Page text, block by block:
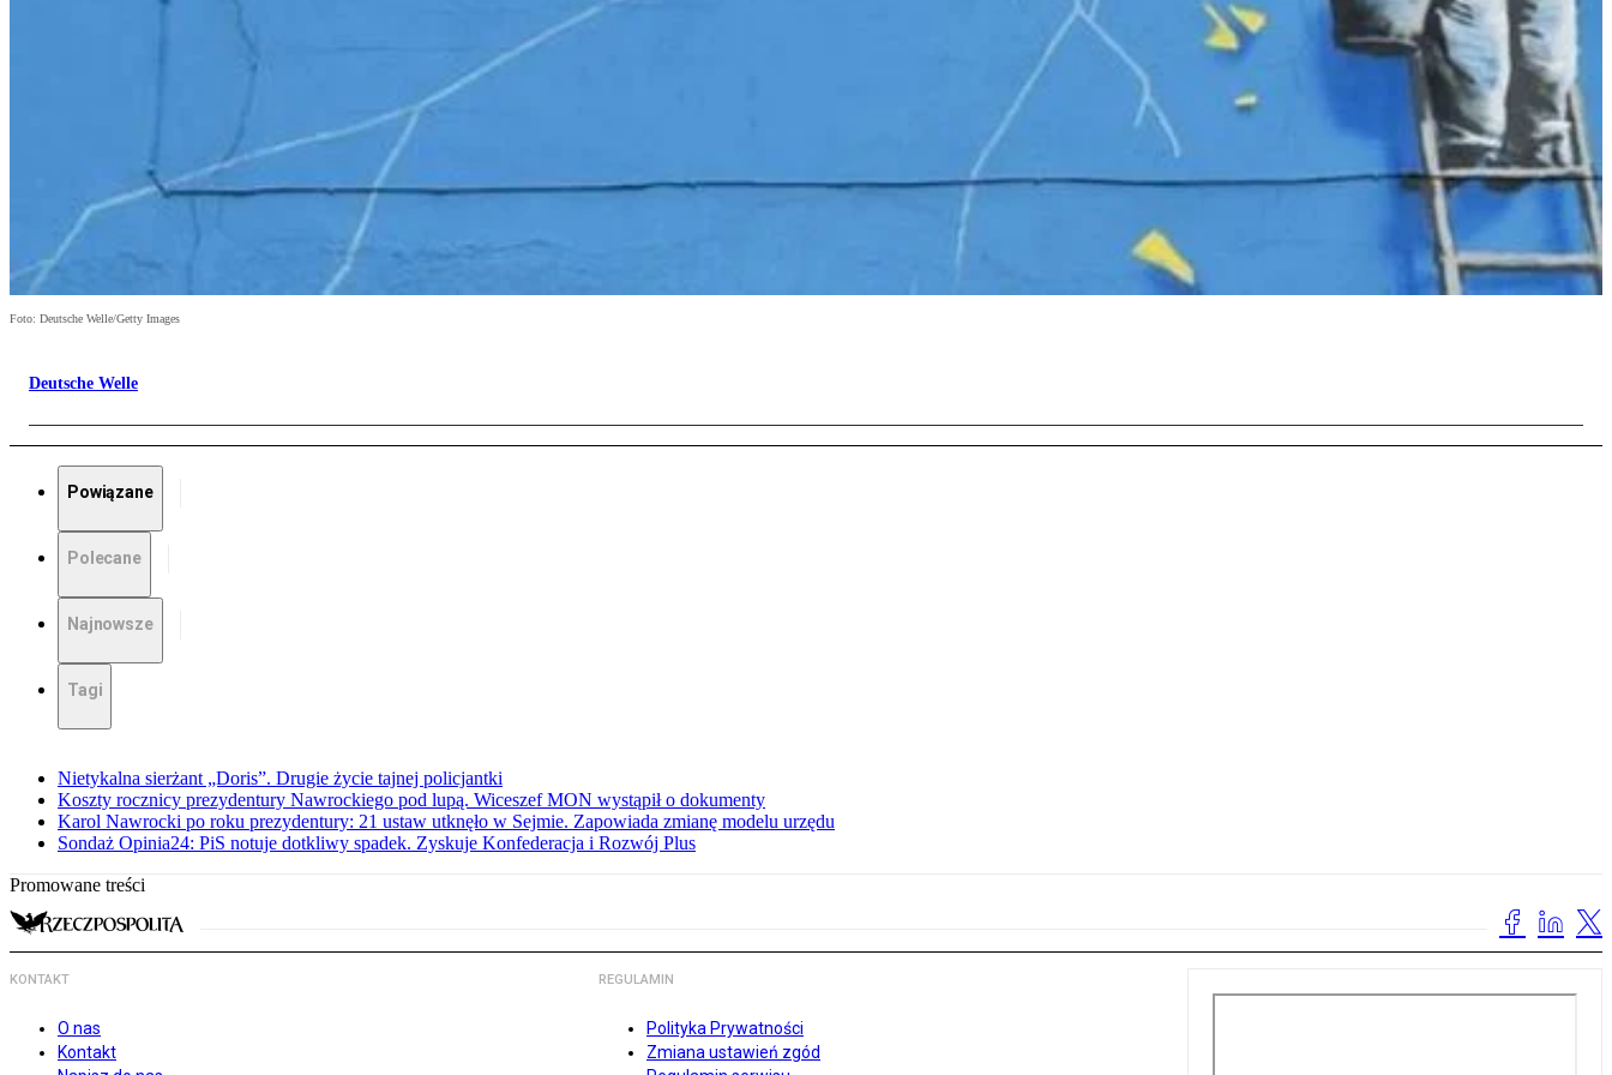
Foto: Deutsche Welle/Getty Images
Deutsche Welle
Powiązane
Polecane
Najnowsze
Tagi
Nietykalna sierżant „Doris”. Drugie życie tajnej policjantki
Koszty rocznicy prezydentury Nawrockiego pod lupą. Wiceszef MON wystąpił o dokumenty
Karol Nawrocki po roku prezydentury: 21 ustaw utknęło w Sejmie. Zapowiada zmianę modelu urzędu
Sondaż Opinia24: PiS notuje dotkliwy spadek. Zyskuje Konfederacja i Rozwój Plus
Promowane treści
KONTAKT
O nas
Kontakt
REGULAMIN
Polityka Prywatności
Zmiana ustawień zgód